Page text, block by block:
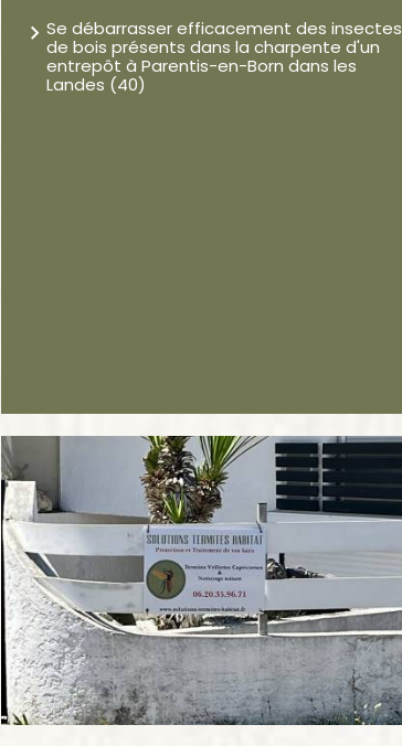
Se débarrasser efficacement des insectes
de bois présents dans la charpente d'un
entrepôt à Parentis-en-Born dans les
Landes (40)